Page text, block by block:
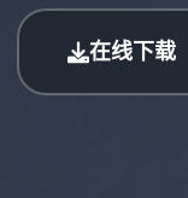
在线下载